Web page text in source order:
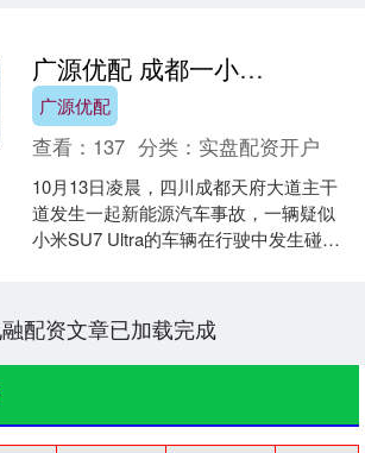
广源优配 成都一小米SU7起火，多人合力“拳打脚踢”未打开车门
广源优配
查看： 137 分类： 实盘配资开户
10月13日凌晨，四川成都天府大道主干
道发生一起新能源汽车事故，一辆疑似
小米SU7 Ultra的车辆在行驶中发生碰撞
配资文章已加载完成